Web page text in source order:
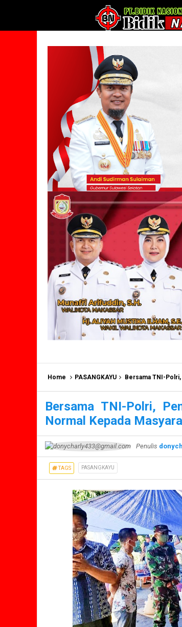
Home PASANGKAYU Bersama TNI-
Bersama TNI-Polri,
Normal Kepada
Penulis
TAGS PASANGKAYU